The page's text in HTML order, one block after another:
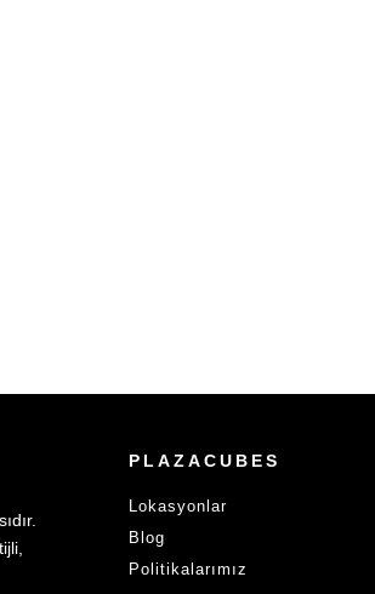
PLAZACUBES
Lokasyonlar
Blog
Politikalarımız